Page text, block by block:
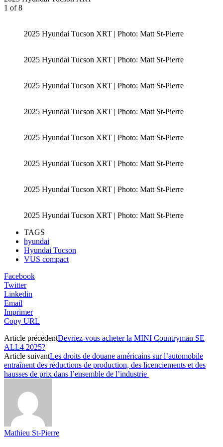
1 of 8
2025 Hyundai Tucson XRT | Photo: Matt St-Pierre
2025 Hyundai Tucson XRT | Photo: Matt St-Pierre
2025 Hyundai Tucson XRT | Photo: Matt St-Pierre
2025 Hyundai Tucson XRT | Photo: Matt St-Pierre
2025 Hyundai Tucson XRT | Photo: Matt St-Pierre
2025 Hyundai Tucson XRT | Photo: Matt St-Pierre
2025 Hyundai Tucson XRT | Photo: Matt St-Pierre
2025 Hyundai Tucson XRT | Photo: Matt St-Pierre
TAGS
hyundai
Hyundai Tucson
VUS compact
Facebook
Twitter
Linkedin
Email
Imprimer
Copy URL
Article précédentDevriez-vous acheter la MINI Countryman SE
ALL4 2025?
Article suivantLes droits de douane américains sur l’automobile
entraînent des réductions de production, des licenciements et des
hausses de prix dans l’ensemble de l’industrie
Mathieu St-Pierre